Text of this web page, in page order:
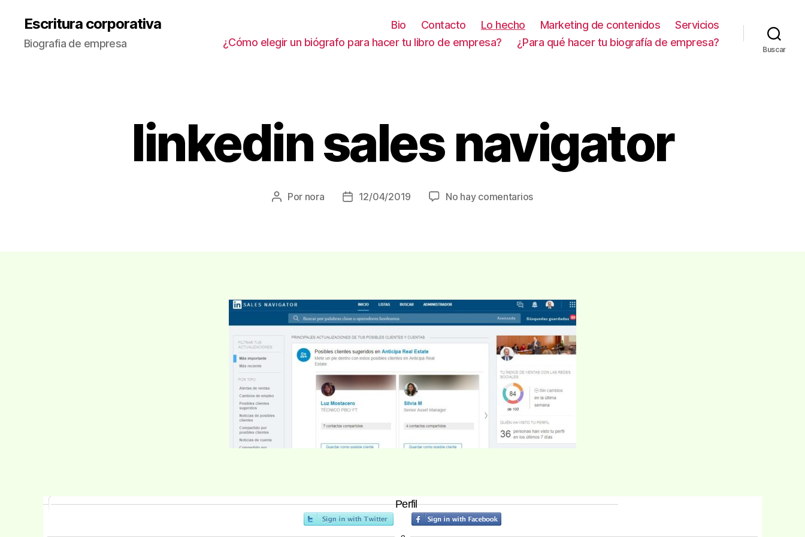
Escritura corporativa
Biografia de empresa
Bio Contacto Lo hecho Marketing de contenidos
Servicios
¿Cómo elegir un biógrafo para hacer tu libro de empresa?
¿Para qué hacer tu biografía de empresa?
Buscar
linkedin sales navigator
Autor
Por nora
Fecha12/04/2019 No hay comentariosen
Perfil